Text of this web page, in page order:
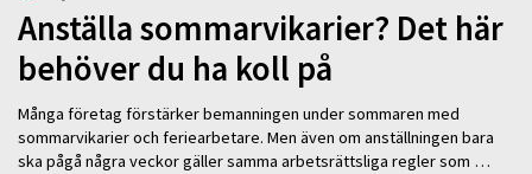
Anställa sommarvikarier? Det här
behöver du ha koll på
Många företag förstärker bemanningen under sommaren med
sommarvikarier och feriearbetare. Men även om anställningen bara
ska pågå några veckor gäller samma arbetsrättsliga regler som …